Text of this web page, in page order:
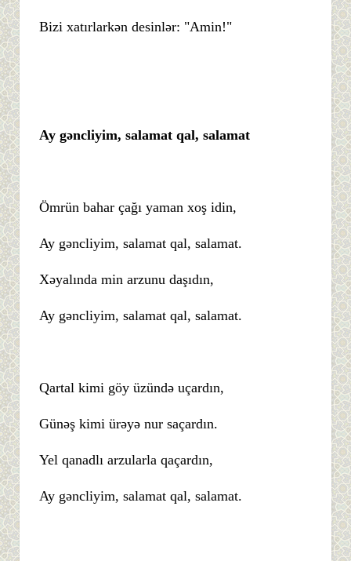
Bizi xatırlarkən desinlər: "Amin!"
Ay gəncliyim, salamat qal, salamat
Ömrün bahar çağı yaman xoş idin,
Ay gəncliyim, salamat qal, salamat.
Xəyalında min arzunu daşıdın,
Ay gəncliyim, salamat qal, salamat.
Qartal kimi göy üzündə uçardın,
Günəş kimi ürəyə nur saçardın.
Yel qanadlı arzularla qaçardın,
Ay gəncliyim, salamat qal, salamat.